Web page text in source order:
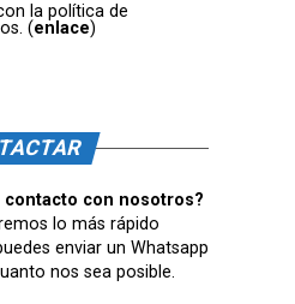
la política de
(enlace)
con nosotros?
lo más rápido
enviar un Whatsapp
nos sea posible.